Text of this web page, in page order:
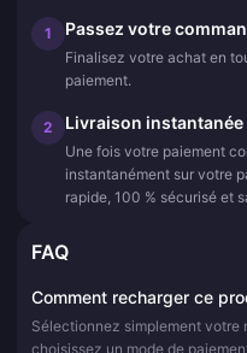
1 Passez votre
Finalisez votre achat en
paiement.
2 Livraison instantanée
Une fois votre paiement
instantanément sur votre
rapide, 100 % sécurisé et
FAQ
Comment recharger ce
Sélectionnez simplement votre
choisissez un mode de